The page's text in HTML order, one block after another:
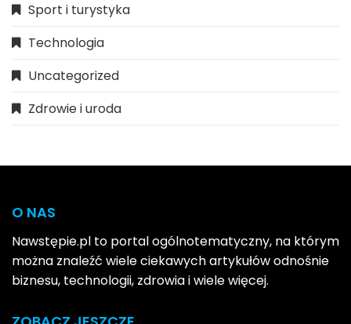
Sport i turystyka
Technologia
Uncategorized
Zdrowie i uroda
O NAS
Nawstępie.pl to portal ogólnotematyczny, na którym
można znaleźć wiele ciekawych artykułów odnośnie
biznesu, technologii, zdrowia i wiele więcej.